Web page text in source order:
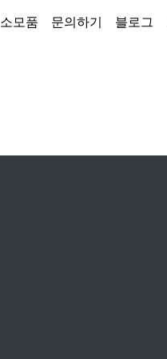
소모품 문의하기 블로그